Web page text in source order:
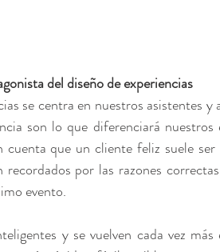
del diseño de experiencias
se centra en nuestros asistentes
son lo que diferenciará
que un cliente feliz suele
recordados por las razones
evento.